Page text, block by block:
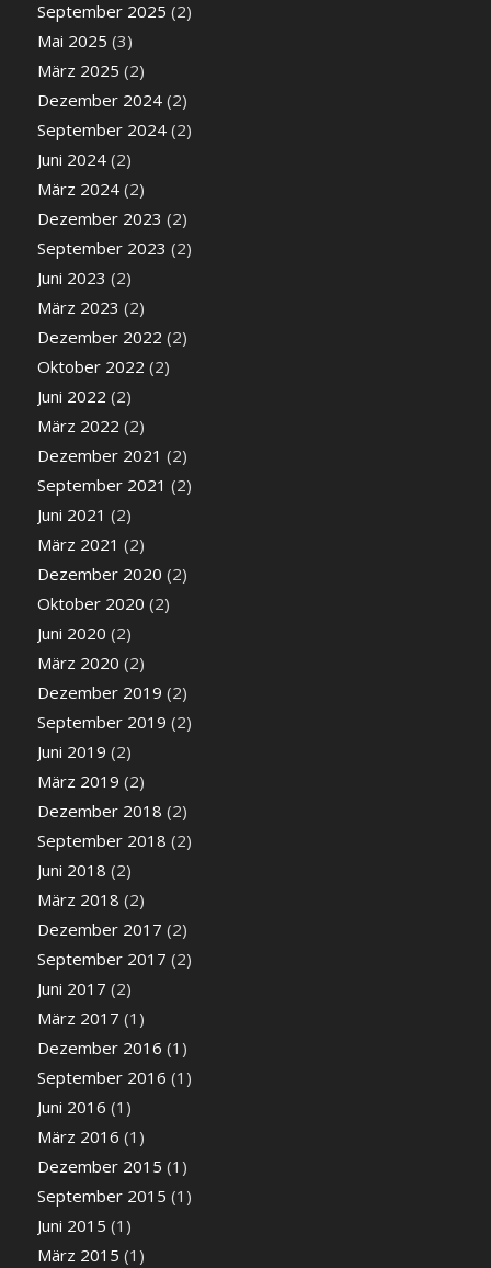
September 2025 (2)
Mai 2025 (3)
März 2025 (2)
Dezember 2024(2)
September 2024(2)
Juni 2024(2)
März 2024(2)
Dezember 2023 (2)
September 2023 (2)
Juni 2023 (2)
März 2023 (2)
Dezember 2022 (2)
Oktober 2022 (2)
Juni 2022 (2)
März 2022 (2)
Dezember 2021 (2)
September 2021 (2)
Juni 2021 (2)
März 2021 (2)
Dezember 2020 (2)
Oktober 2020 (2)
Juni 2020 (2)
März 2020 (2)
Dezember 2019 (2)
September 2019 (2)
Juni 2019 (2)
März 2019 (2)
Dezember 2018 (2)
September 2018 (2)
Juni 2018 (2)
März 2018 (2)
Dezember 2017 (2)
September 2017 (2)
Juni 2017 (2)
März 2017 (1)
Dezember 2016 (1)
September 2016 (1)
Juni 2016 (1)
März 2016 (1)
Dezember 2015 (1)
September 2015 (1)
Juni 2015 (1)
März 2015 (1)